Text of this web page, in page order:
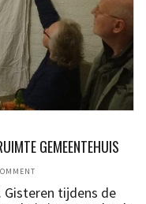
GEMEENTEHUIS
Gisteren tijdens de